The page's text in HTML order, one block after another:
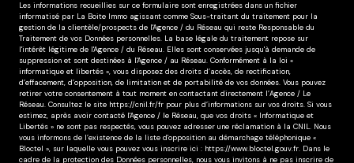
Les informations recueillies sur ce formulaire sont enregistrées dans un fichier
informatisé par La Boite Immo agissant comme Sous-traitant du traitement pour la
gestion de la clientèle/prospects de l'Agence / du Réseau qui reste Responsable du
Traitement de vos Données personnelles. La base légale du traitement repose sur
l'intérêt légitime de l'Agence / du Réseau. Elles sont conservées jusqu'à demande de
suppression et sont destinées à l'Agence / au Réseau. Conformément à la loi «
informatique et libertés », vous disposez des droits d’accès, de rectification,
d’effacement, d’opposition, de limitation et de portabilité de vos données. Vous pouvez
retirer votre consentement à tout moment en contactant directement l’Agence / Le
Réseau. Consultez le site https://cnil.fr/fr pour plus d’informations sur vos droits. Si vous
estimez, après avoir contacté l'Agence / le Réseau, que vos droits « Informatique et
Libertés » ne sont pas respectés, vous pouvez adresser une réclamation à la CNIL. Nous
vous informons de l’existence de la liste d'opposition au démarchage téléphonique «
Bloctel », sur laquelle vous pouvez vous inscrire ici : https://www.bloctel.gouv.fr. Dans le
cadre de la protection des Données personnelles, nous vous invitons à ne pas inscrire de